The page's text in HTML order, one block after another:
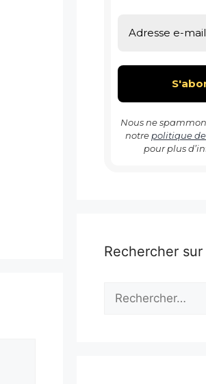
Nous ne
notre politique
pour plus
Rechercher